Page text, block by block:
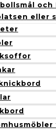
eller